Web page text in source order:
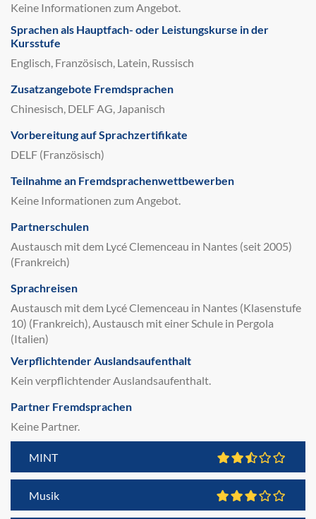
Keine Informationen zum Angebot.
Sprachen als Hauptfach- oder Leistungskurse in der
Kursstufe
Englisch, Französisch, Latein, Russisch
Zusatzangebote Fremdsprachen
Chinesisch, DELF AG, Japanisch
Vorbereitung auf Sprachzertifikate
DELF (Französisch)
Teilnahme an Fremdsprachenwettbewerben
Keine Informationen zum Angebot.
Partnerschulen
Austausch mit dem Lycé Clemenceau in Nantes (seit 2005)
(Frankreich)
Sprachreisen
Austausch mit dem Lycé Clemenceau in Nantes (Klasenstufe
10) (Frankreich), Austausch mit einer Schule in Pergola
(Italien)
Verpflichtender Auslandsaufenthalt
Kein verpflichtender Auslandsaufenthalt.
Partner Fremdsprachen
Keine Partner.
MINT
Musik